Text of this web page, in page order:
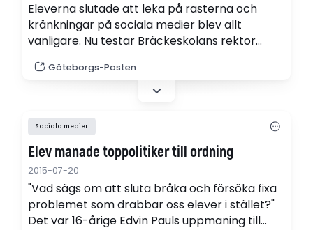
Eleverna slutade att leka på rasterna och
kränkningar på sociala medier blev allt
vanligare. Nu testar Bräckeskolans rektor
surfplattor under skoltid.
Göteborgs-Posten
Sociala medier
Elev manade toppolitiker till ordning
2015-07-20
"Vad sägs om att sluta bråka och försöka fixa
problemet som drabbar oss elever i stället?"
Det var 16-årige Edvin Pauls uppmaning till